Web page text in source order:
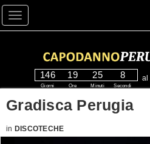
Toggle navigation
146
Giorni
19
Ore
25
Minuti
8
Secondi
al
Gradisca Perugia
in DISCOTECHE